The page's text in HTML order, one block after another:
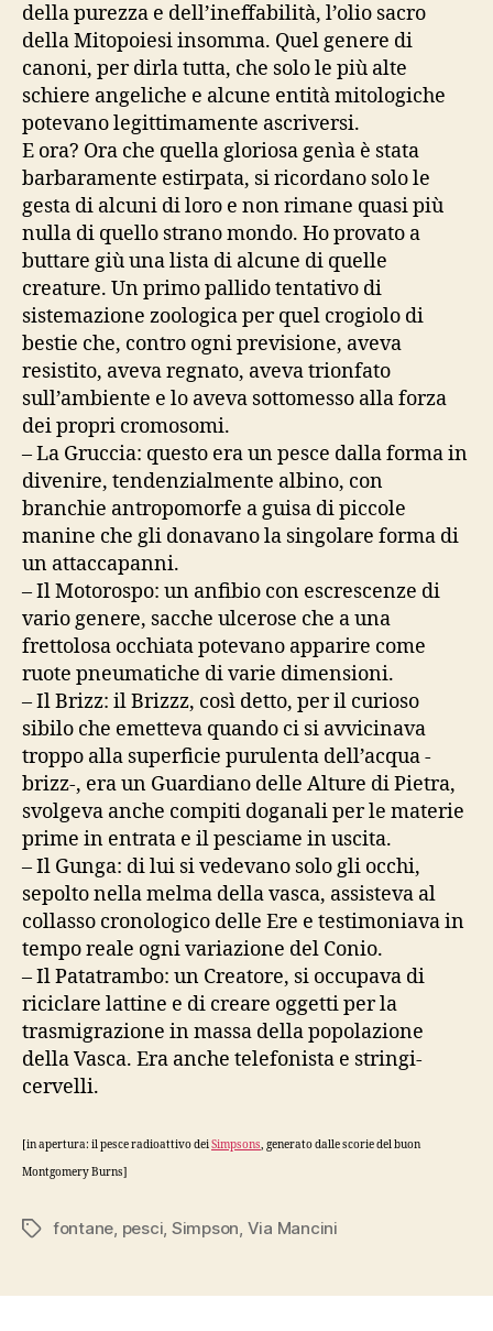
della purezza e dell’ineffabilità, l’olio sacro
della Mitopoiesi insomma. Quel genere di
canoni, per dirla tutta, che solo le più alte
schiere angeliche e alcune entità mitologiche
potevano legittimamente ascriversi.
E ora? Ora che quella gloriosa genìa è stata
barbaramente estirpata, si ricordano solo le
gesta di alcuni di loro e non rimane quasi più
nulla di quello strano mondo. Ho provato a
buttare giù una lista di alcune di quelle
creature. Un primo pallido tentativo di
sistemazione zoologica per quel crogiolo di
bestie che, contro ogni previsione, aveva
resistito, aveva regnato, aveva trionfato
sull’ambiente e lo aveva sottomesso alla forza
dei propri cromosomi.
– La Gruccia: questo era un pesce dalla forma in
divenire, tendenzialmente albino, con
branchie antropomorfe a guisa di piccole
manine che gli donavano la singolare forma di
un attaccapanni.
– Il Motorospo: un anfibio con escrescenze di
vario genere, sacche ulcerose che a una
frettolosa occhiata potevano apparire come
ruote pneumatiche di varie dimensioni.
– Il Brizz: il Brizzz, così detto, per il curioso
sibilo che emetteva quando ci si avvicinava
troppo alla superficie purulenta dell’acqua -
brizz-, era un Guardiano delle Alture di Pietra,
svolgeva anche compiti doganali per le materie
prime in entrata e il pesciame in uscita.
– Il Gunga: di lui si vedevano solo gli occhi,
sepolto nella melma della vasca, assisteva al
collasso cronologico delle Ere e testimoniava in
tempo reale ogni variazione del Conio.
– Il Patatrambo: un Creatore, si occupava di
riciclare lattine e di creare oggetti per la
trasmigrazione in massa della popolazione
della Vasca. Era anche telefonista e stringi-
cervelli.
[in apertura: il pesce radioattivo deiSimpsons, generato dalle scorie del buon
Montgomery Burns]
Tag fontane, pesci, Simpson, Via Mancini